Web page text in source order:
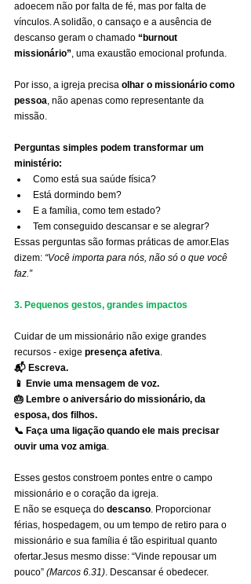
adoecem não por falta de fé, mas por falta de
vínculos. A solidão, o cansaço e a ausência de
descanso geram o chamado “burnout
missionário”, uma exaustão emocional profunda.
Por isso, a igreja precisa olhar o missionário como
pessoa, não apenas como representante da
missão.
Perguntas simples podem transformar um
ministério:
Como está sua saúde física?
Está dormindo bem?
E a família, como tem estado?
Tem conseguido descansar e se alegrar?
Essas perguntas são formas práticas de amor.Elas
dizem: “Você importa para nós, não só o que você
faz.”
3. Pequenos gestos, grandes impactos
Cuidar de um missionário não exige grandes
recursos - exige presença afetiva.
📬 Escreva.
📱 Envie uma mensagem de voz.
🎂 Lembre o aniversário do missionário, da
esposa, dos filhos.
📞 Faça uma ligação quando ele mais precisar
ouvir uma voz amiga.
Esses gestos constroem pontes entre o campo
missionário e o coração da igreja.
E não se esqueça do descanso. Proporcionar
férias, hospedagem, ou um tempo de retiro para o
missionário e sua família é tão espiritual quanto
ofertar.Jesus mesmo disse: “Vinde repousar um
pouco” (Marcos 6.31). Descansar é obedecer.